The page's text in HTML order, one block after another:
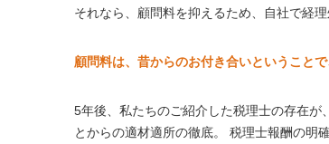
それなら、顧問料を抑えるため、自社で経
顧問料は、昔からのお付き合いということ
5年後、私たちのご紹介した税理士の存在
とからの適材適所の徹底。 税理士報酬の明